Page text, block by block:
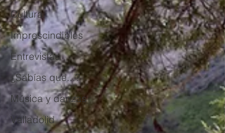
Cultura
Imprescindibles
Entrevistas
¿Sabías que...?
Música y danzas
Valladolid